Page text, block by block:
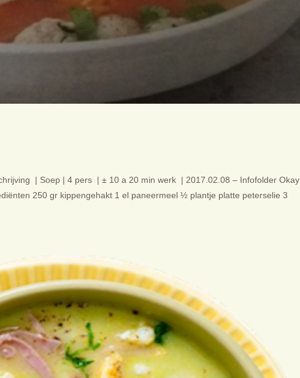
| Soep | 4 pers | ± 10 a 20 min werk | 2017.02.08 – Infofolder Okay
250 gr kippengehakt 1 el paneermeel ½ plantje platte peterselie 3